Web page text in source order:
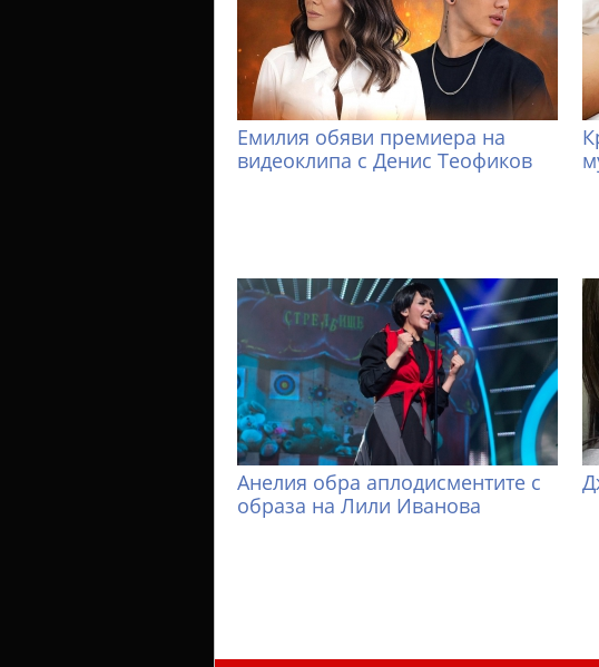
Емилия обяви премиера на
видеоклипа с Денис Теофиков
Анелия обра аплодисментите с
образа на Лили Иванова